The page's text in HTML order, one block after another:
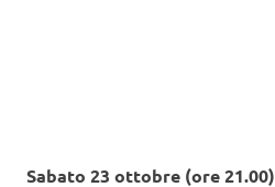
Sabato 23 ottobre (ore 21.00)